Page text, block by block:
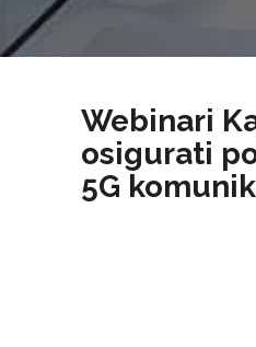
Webinari
osigurati
5G